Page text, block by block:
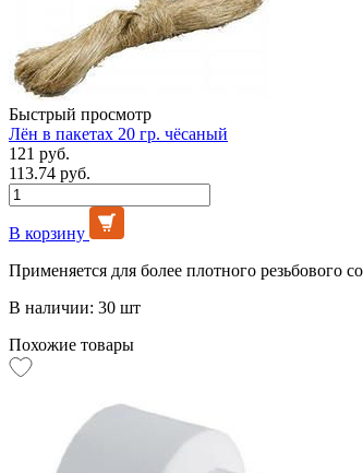
Быстрый просмотр
Лён в пакетах 20 гр. чёсаный
121 руб.
113.74 руб.
В корзину
Применяется для более плотного резьбового
В наличии: 30 шт
Похожие товары